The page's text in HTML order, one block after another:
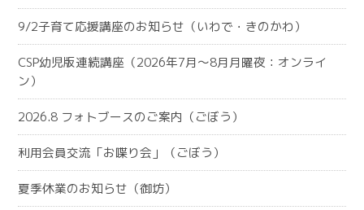
9/2子育て応援講座のお知らせ（いわで・きのかわ）
CSP幼児版連続講座（2026年7月～8月月曜夜：オンライ
ン）
2026.8 フォトブースのご案内（ごぼう）
利用会員交流「お喋り会」（ごぼう）
夏季休業のお知らせ（御坊）